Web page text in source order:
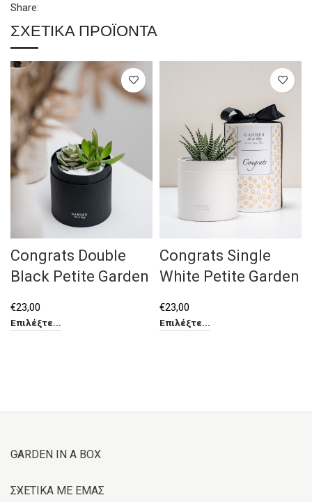
Share:
ΣΧΕΤΙΚΆ ΠΡΟΪΌΝΤΑ
Congrats Double
Black Petite Garden
€23,00
Επιλέξτε...
Congrats Single
White Petite Garden
€23,00
Επιλέξτε...
GARDEN IN A BOX
ΣΧΕΤΙΚΑ ΜΕ ΕΜΑΣ